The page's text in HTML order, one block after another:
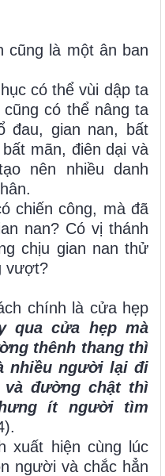
là một ân ban
có thể vùi dập ta
có thể nâng ta
đau, gian nan, bất
mãn, điên dại và
nên nhiều danh
chiến công, mà đã
nan? Có vị thánh
chịu gian nan thử
vượt?
chính là cửa hẹp
qua cửa hẹp mà
thênh thang thì
nhiều người lại đi
và đường chật thì
ít người tìm
hiện cùng lúc
người và chắc hẳn